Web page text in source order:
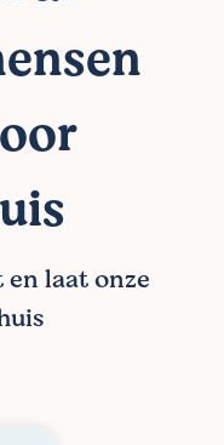
en laat onze